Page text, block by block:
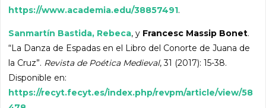
https://www.academia.edu/38857491.
Sanmartín Bastida, Rebeca, y Francesc Massip Bonet.
“La Danza de Espadas en el Libro del Conorte de Juana de
la Cruz”. Revista de Poética Medieval, 31 (2017): 15-38.
Disponible en:
https://recyt.fecyt.es/index.php/revpm/article/view/58